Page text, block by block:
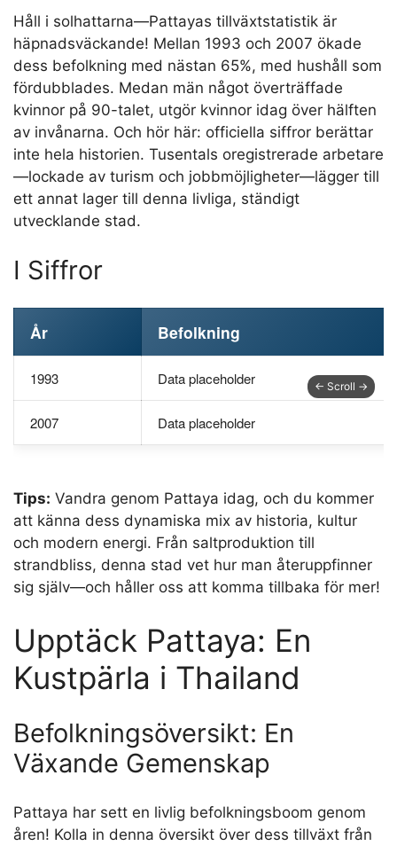
Håll i solhattarna—Pattayas tillväxtstatistik är
häpnadsväckande! Mellan 1993 och 2007 ökade
dess befolkning med nästan 65%, med hushåll som
fördubblades. Medan män något överträffade
kvinnor på 90-talet, utgör kvinnor idag över hälften
av invånarna. Och hör här: officiella siffror berättar
inte hela historien. Tusentals oregistrerade arbetare
—lockade av turism och jobbmöjligheter—lägger till
ett annat lager till denna livliga, ständigt
utvecklande stad.
I Siffror
År Befolkning
1993 Data placeholder
2007 Data placeholder
Tips: Vandra genom Pattaya idag, och du kommer
att känna dess dynamiska mix av historia, kultur
och modern energi. Från saltproduktion till
strandbliss, denna stad vet hur man återuppfinner
sig själv—och håller oss att komma tillbaka för mer!
Upptäck Pattaya: En
Kustpärla i Thailand
Befolkningsöversikt: En
Växande Gemenskap
Pattaya har sett en livlig befolkningsboom genom
åren! Kolla in denna översikt över dess tillväxt från